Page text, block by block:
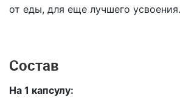
от еды, для еще лучшего усвоения.
Состав
На 1 капсулу: